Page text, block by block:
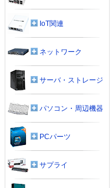
IoT関連
ネットワーク
サーバ・ストレージ
パソコン・周辺機器
PCパーツ
サプライ